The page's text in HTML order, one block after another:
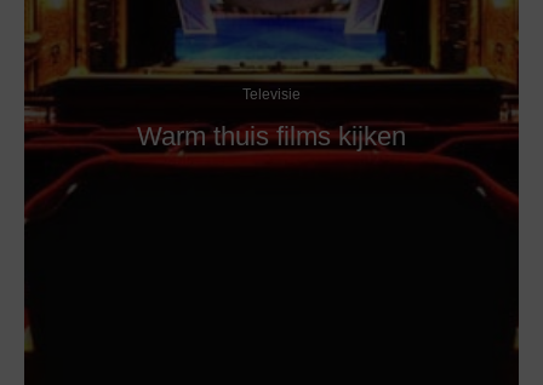
Televisie
Warm thuis films kijken